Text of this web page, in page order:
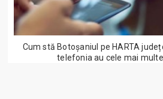
Cum stă Botoșaniul pe HARTA
telefonia au cele mai multe